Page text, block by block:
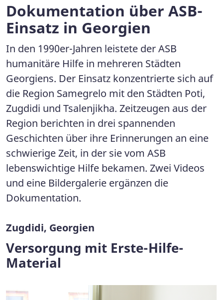
Dokumentation über ASB-
Einsatz in Georgien
In den 1990er-Jahren leistete der ASB
humanitäre Hilfe in mehreren Städten
Georgiens. Der Einsatz konzentrierte sich auf
die Region Samegrelo mit den Städten Poti,
Zugdidi und Tsalenjikha. Zeitzeugen aus der
Region berichten in drei spannenden
Geschichten über ihre Erinnerungen an eine
schwierige Zeit, in der sie vom ASB
lebenswichtige Hilfe bekamen. Zwei Videos
und eine Bildergalerie ergänzen die
Dokumentation.
Zugdidi, Georgien
Versorgung mit Erste-Hilfe-
Material